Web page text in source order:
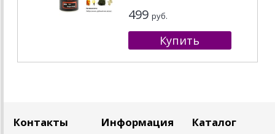
499 руб.
Контакты Информация Каталог